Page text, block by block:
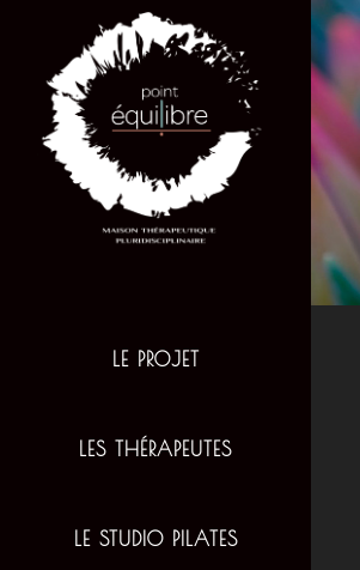
LE PROJET
LES THÉRAPEUTES
LE STUDIO PILATES